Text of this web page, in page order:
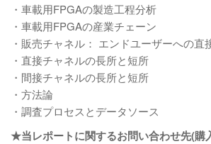
・車載用FPGAの製造工程分析
・車載用FPGAの産業チェーン
・販売チャネル： エンドユーザーへの
・直接チャネルの長所と短所
・間接チャネルの長所と短所
・方法論
・調査プロセスとデータソース
★当レポートに関するお問い合わせ先(